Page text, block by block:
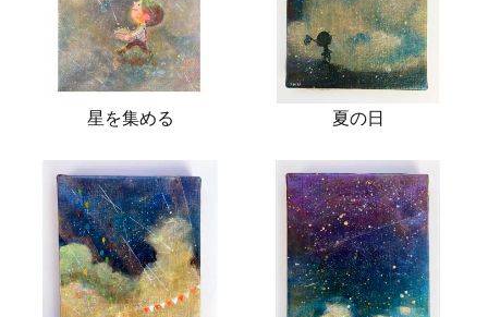
星を集める 夏の日